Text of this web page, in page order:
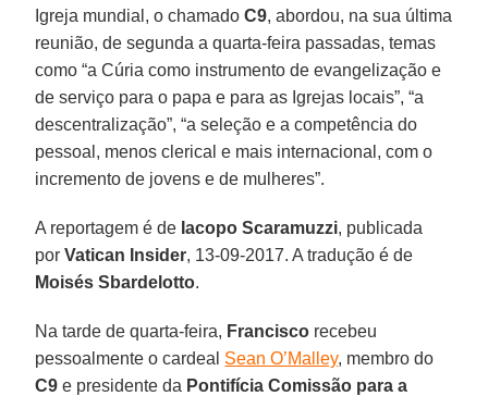
Igreja mundial, o chamadoC9, abordou, na sua última
reunião, de segunda a quarta-feira passadas, temas
como “a Cúria como instrumento de evangelização e
de serviço para o papa e para as Igrejas locais”, “a
descentralização”, “a seleção e a competência do
pessoal, menos clerical e mais internacional, com o
incremento de jovens e de mulheres”.
A reportagem é de Iacopo Scaramuzzi, publicada
porVatican Insider, 13-09-2017. A tradução é de
Moisés Sbardelotto.
Na tarde de quarta-feira, Francisco recebeu
pessoalmente o cardeal Sean O’Malley, membro do
C9 e presidente da Pontifícia Comissão para a